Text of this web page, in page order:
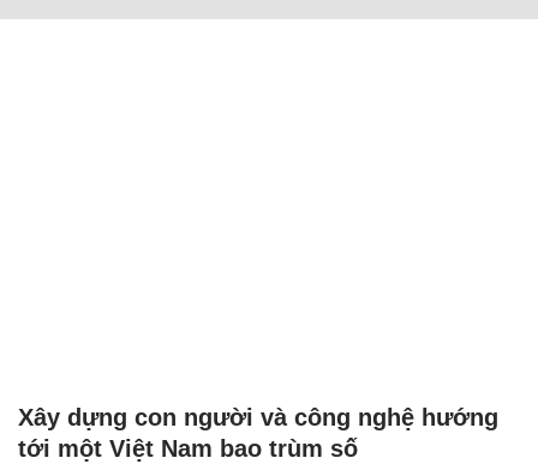
Xây dựng con người và công nghệ hướng
tới một Việt Nam bao trùm số